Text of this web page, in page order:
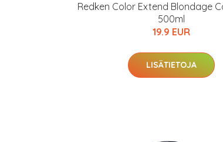
Redken Color Extend Blondage
500ml
19.9 EUR
LISÄTIETOJA